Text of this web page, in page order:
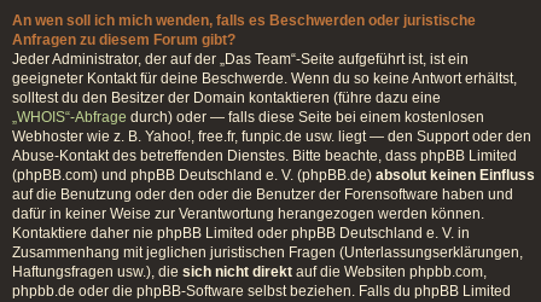
An wen soll ich mich wenden, falls es Beschwerden oder juristische
Anfragen zu diesem Forum gibt?
Jeder Administrator, der auf der „Das Team“-Seite aufgeführt ist, ist ein
geeigneter Kontakt für deine Beschwerde. Wenn du so keine Antwort erhältst,
solltest du den Besitzer der Domain kontaktieren (führe dazu eine
„WHOIS“-Abfrage durch) oder — falls diese Seite bei einem kostenlosen
Webhoster wie z. B. Yahoo!, free.fr, funpic.de usw. liegt — den Support oder den
Abuse-Kontakt des betreffenden Dienstes. Bitte beachte, dass phpBB Limited
(phpBB.com) und phpBB Deutschland e. V. (phpBB.de) absolut keinen Einfluss
auf die Benutzung oder den oder die Benutzer der Forensoftware haben und
dafür in keiner Weise zur Verantwortung herangezogen werden können.
Kontaktiere daher nie phpBB Limited oder phpBB Deutschland e. V. in
Zusammenhang mit jeglichen juristischen Fragen (Unterlassungserklärungen,
Haftungsfragen usw.), die sich nicht direkt auf die Websiten phpbb.com,
phpbb.de oder die phpBB-Software selbst beziehen. Falls du phpBB Limited